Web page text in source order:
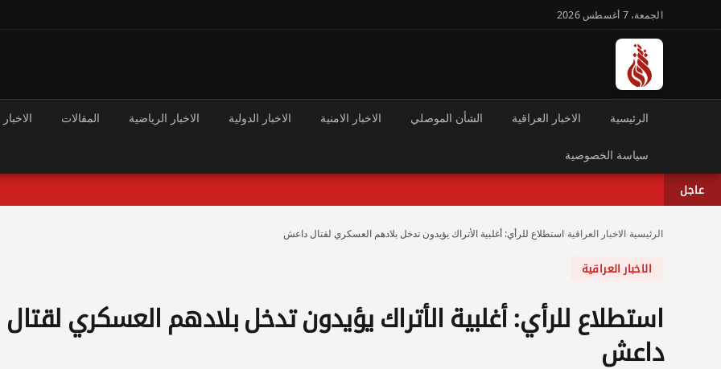
الجمعة، 7 أغسطس 2026
الرئيسية الاخبار العراقية الشأن الموصلي الاخبار الامنية الاخبار الدولية الاخبار الرياضية المقالات
سياسة الخصوصية
عاجل
الرئيسية الاخبار العراقية استطلاع للرأي: أغلبية الأتراك يؤيدون تدخل بلادهم العسكري لقتال داعش
الاخبار العراقية
استطلاع للرأي: أغلبية الأتراك يؤيدون تدخل بلادهم العسكري لقتال
داعش